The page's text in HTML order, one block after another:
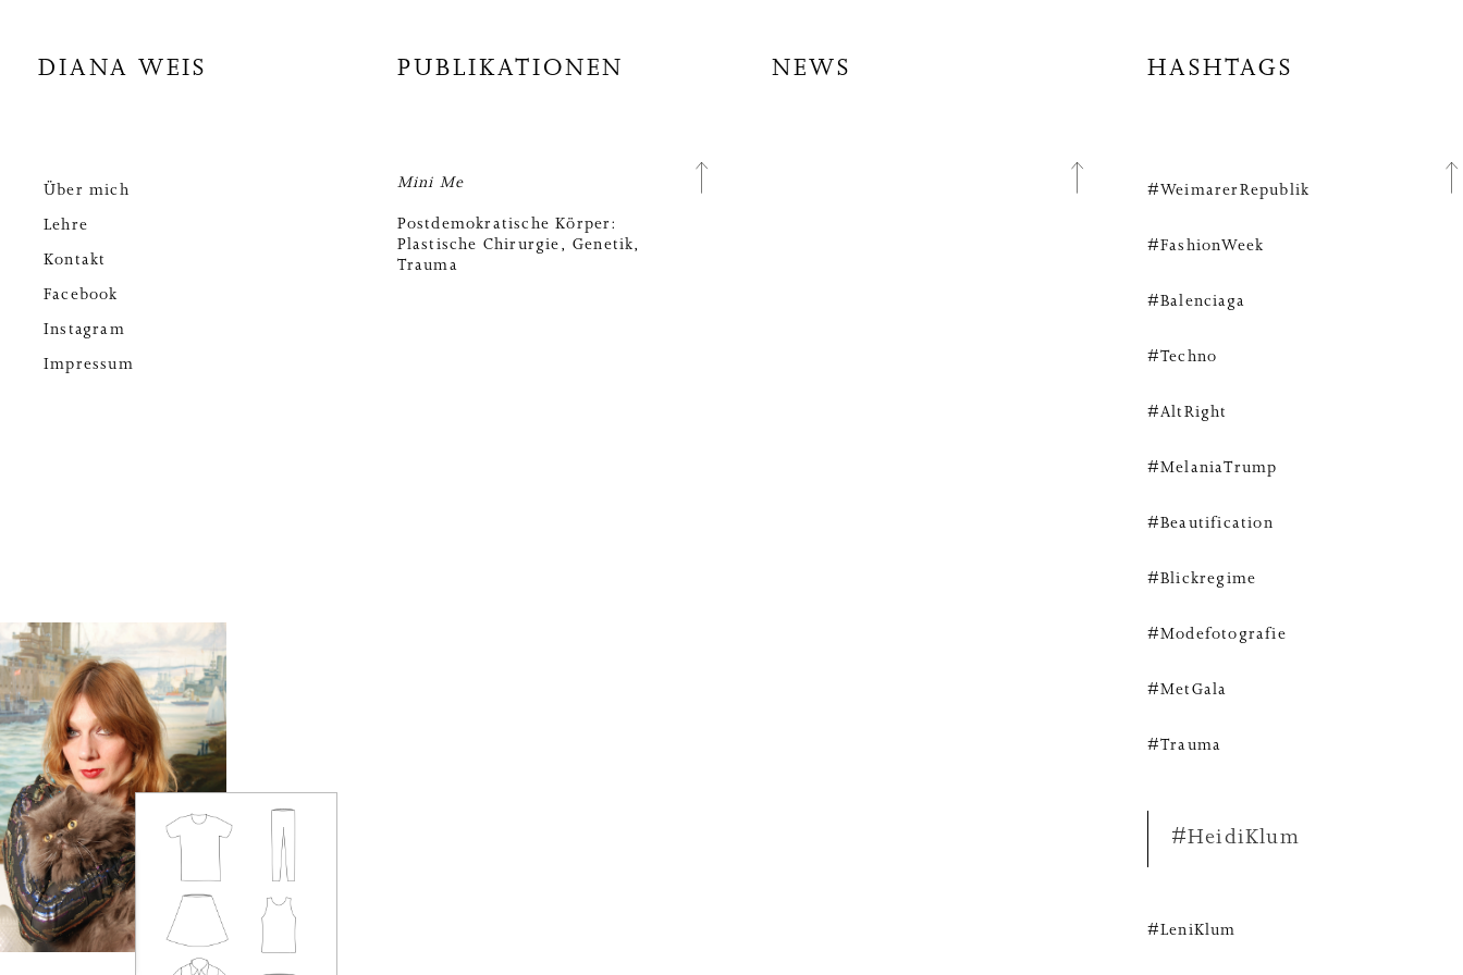
DIANA WEIS
Über mich
Lehre
Kontakt
Facebook
Instagram
Impressum
PUBLIKATIONEN
Mini Me
Postdemokratische Körper:
Plastische Chirurgie, Genetik,
Trauma
NEWS HASHTAGS
#WeimarerRepublik
#FashionWeek
#Balenciaga
#Techno
#AltRight
#MelaniaTrump
#Beautification
#Blickregime
#Modefotografie
#MetGala
#Trauma
#HeidiKlum
#LeniKlum